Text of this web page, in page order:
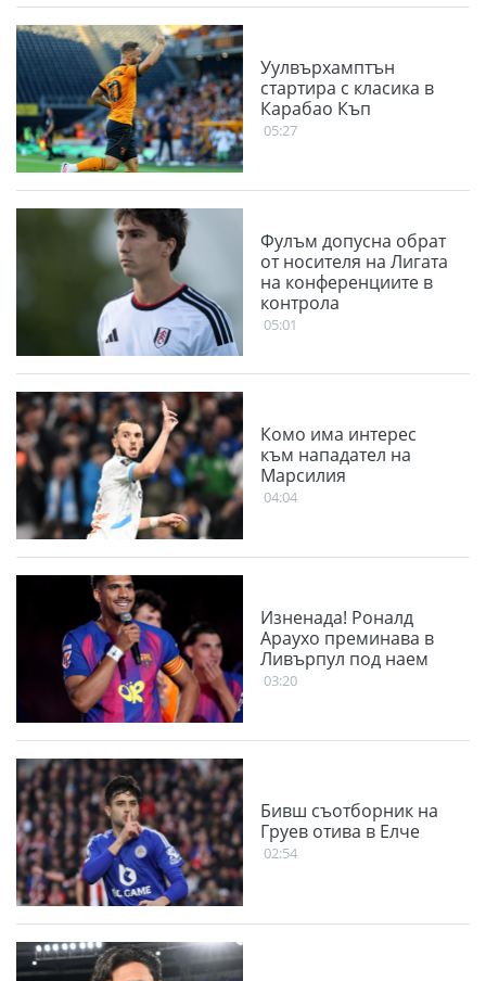
Уулвърхамптън
стартира с класика в
Карабао Къп
05:27
Фулъм допусна обрат
от носителя на Лигата
на конференциите в
контрола
05:01
Комо има интерес
към нападател на
Марсилия
04:04
Изненада! Роналд
Араухо преминава в
Ливърпул под наем
03:20
Бивш съотборник на
Груев отива в Елче
02:54